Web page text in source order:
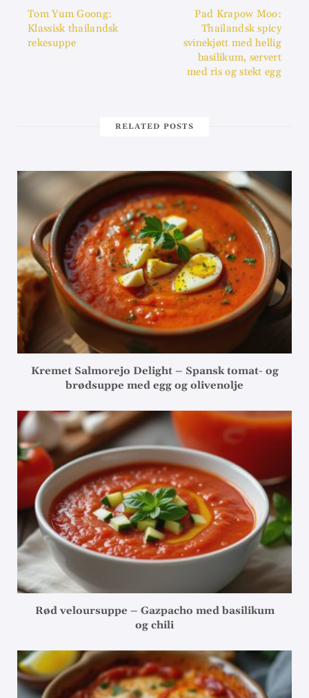
Tom Yum Goong:
Klassisk thailandsk
rekesuppe
Pad Krapow Moo:
Thailandsk spicy
svinekjøtt med hellig
basilikum, servert
med ris og stekt egg
RELATED POSTS
Kremet Salmorejo Delight – Spansk tomat- og
brødsuppe med egg og olivenolje
Rød veloursuppe – Gazpacho med basilikum
og chili